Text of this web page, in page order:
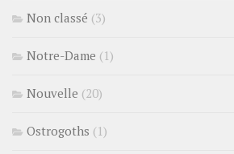
Non classé (3)
Notre-Dame (1)
Nouvelle (20)
Ostrogoths (1)